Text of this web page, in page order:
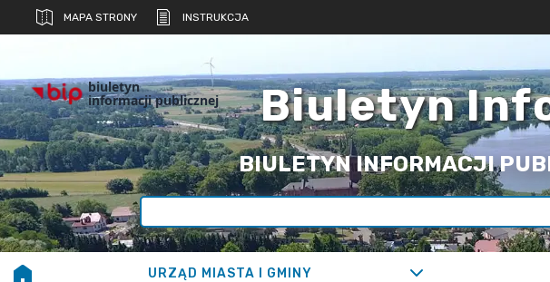
MAPA STRONY INSTRUKCJA
biuletyn
informacji publicznej Biuletyn
BIULETYN INFORMACJI
URZĄD MIASTA I GMINY